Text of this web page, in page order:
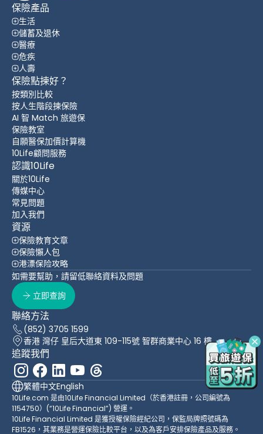
保險產品
生活
儲蓄及退休
醫療
危疾
人壽
保險點揀好？
按類別比較
按人生階段揀保險
AI 智 Match 旅遊保
保險教室
自願醫保加價計算機
10Life顧問服務
認識10Life
關於10Life
傳媒中心
常見問題
加入我們
資源
保險教育文章
保險懶人包
港漂保险攻略
如需要幫助，請留低聯絡資料及問題
立即查詢
聯絡方法
(852) 3705 1599
香港 灣仔 皇后大道東 109-115號 智群商業中心 16 樓
追蹤我們
繁體中文English
10Life.com 是由10Life Financial Limited（於香港註冊，公司編號為
1154750）(“10Life Financial”) 營運。
10Life Financial Limited 是獲授權保險經紀公司，保監局牌照號碼為
FB1526，其業務是營運保險比較平台，以及為客戶安排保險產品及服務。